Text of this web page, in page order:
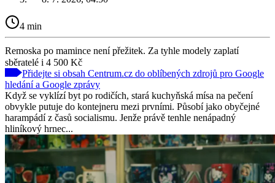
4 min
Remoska po mamince není přežitek. Za tyhle modely zaplatí
sběratelé i 4 500 Kč
Přidejte si obsah Centrum.cz do oblíbených zdrojů pro Google
hledání a Google zprávy
Když se vyklízí byt po rodičích, stará kuchyňská mísa na pečení
obvykle putuje do kontejneru mezi prvními. Působí jako obyčejné
harampádí z časů socialismu. Jenže právě tenhle nenápadný
hliníkový hrnec...